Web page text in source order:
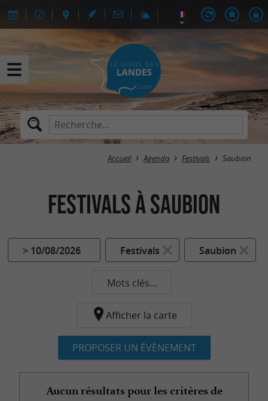
Accueil Agenda Festivals Saubion
Festivals à Saubion
> 10/08/2026 Festivals Saubion
Mots clés...
Afficher la carte
PROPOSER UN ÉVÈNEMENT
Aucun résultats pour les critères de